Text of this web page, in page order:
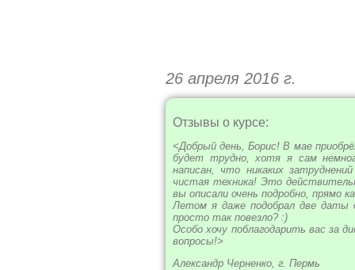
26 апреля 2016 г.
Отзывы о курсе:
<Добрый день, Борис! В мае
будет трудно, хотя я сам
написан, что никаких
чистая техника! Это
вы описали очень подробно, прямо
Летом я даже подобрал две даты
просто так повезло? :)
Особо хочу поблагодарить вас за
вопросы!>
Александр Черненко, г. Пермь